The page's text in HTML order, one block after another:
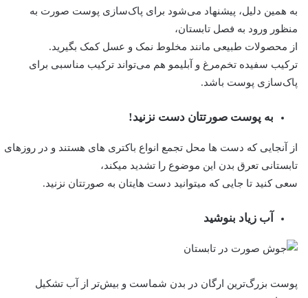
به همین دلیل، پیشنهاد می‌شود برای پاک‌سازی پوست صورت به
منظور ورود به فصل تابستان،
از محصولات طبیعی مانند مخلوط نمک و عسل کمک بگیرید.
ترکیب سفیده تخم‌مرغ و آبلیمو هم می‌تواند ترکیب مناسبی برای
پاک‌سازی پوست باشد.
به پوست صورتتان دست نزنید!
از آنجایی که دست ها محل تجمع انواع باکتری های هستند و در روزهای
تابستانی تعرق بدن این موضوع را تشدید میکند،
سعی کنید تا جایی که میتوانید دست هایتان به صورتتان نزنید.
آب زیاد بنوشید
پوست بزرگ‌ترین ارگان در بدن شماست و بیش‌تر از آب تشکیل